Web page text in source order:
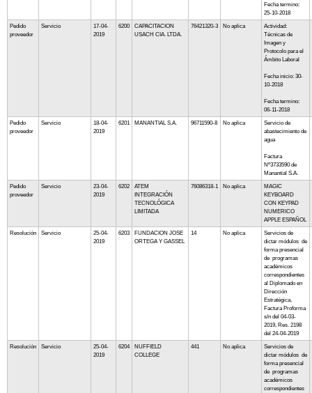
Fecha termino:
25-10-2018
Pedido
proveedor
Servicio
17-04-
2019
6200
CAPACITACION
USACH CIA. LTDA.
76421320-3 No aplica
Actividad:
Técnicas de
Imagen y
Protocolo para el
Ámbito Laboral
Fecha inicio: 30-
10-2018
Fecha termino:
06-11-2018
Pedido
proveedor
Servicio
18-04-
2019
6201 MANANTIAL S.A. 96711590-8 No aplica
Servicio de
abastecimiento de
agua
Factura
Nº3733590 de
Manantial S.A.
Pedido
proveedor
Servicio
23-04-
2019
6202
ATEM
INTEGRACIÓN
TECNOLÓGICA
LIMITADA
76086318-1 No aplica
MAGIC
KEYBOARD
CON KEYPAD
NUMERICO
APPLE ESPAÑOL
Resolución Servicio
25-04-
2019
6203
FUNDACION JOSE
ORTEGA Y GASSEL
14 No aplica
Servicios de
dictar módulos de
forma presencial
de programas
académicos
correspondientes
al Diplomado en
Dirección
Estratégica,
Factura Proforma
s/n del 04-03-
2019, Res. 2198
del 24-04-2019
Resolución Servicio
25-04-
2019
6204
NUFFIELD
COLLEGE
441 No aplica
Servicios de
dictar módulos de
forma presencial
de programas
académicos
correspondientes